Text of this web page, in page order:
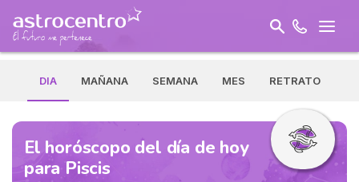
DIA MAÑANA SEMANA MES RETRATO
El horóscopo del día de hoy
para Piscis